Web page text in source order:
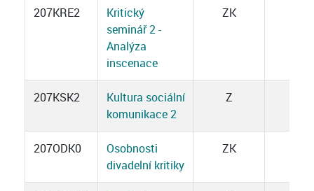
207KRE2
Kritický
seminář 2 -
Analýza
inscenace
ZK
207KSK2
Kultura sociální
komunikace 2
Z
207ODK0
Osobnosti
divadelní kritiky
ZK